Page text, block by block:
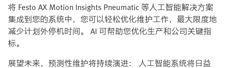
将 Festo AX Motion Insights Pneumatic 等人工智能解决方案
集成到您的系统中，您可以轻松优化维护工作，最大限度地
减少计划外停机时间。 AI 可帮助您优化生产和公司关键指
标。
展望未来，预测性维护将持续演进： 人工智能系统将日益